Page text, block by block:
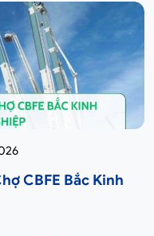
CBFE Bắc Kinh